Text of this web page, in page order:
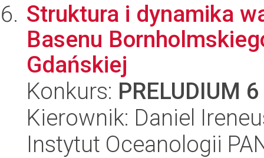
Struktura i dynamika
Basenu
Gdańskiej
Konkurs: PRELUDIUM 6
Kierownik: Daniel
Instytut Oceanologii